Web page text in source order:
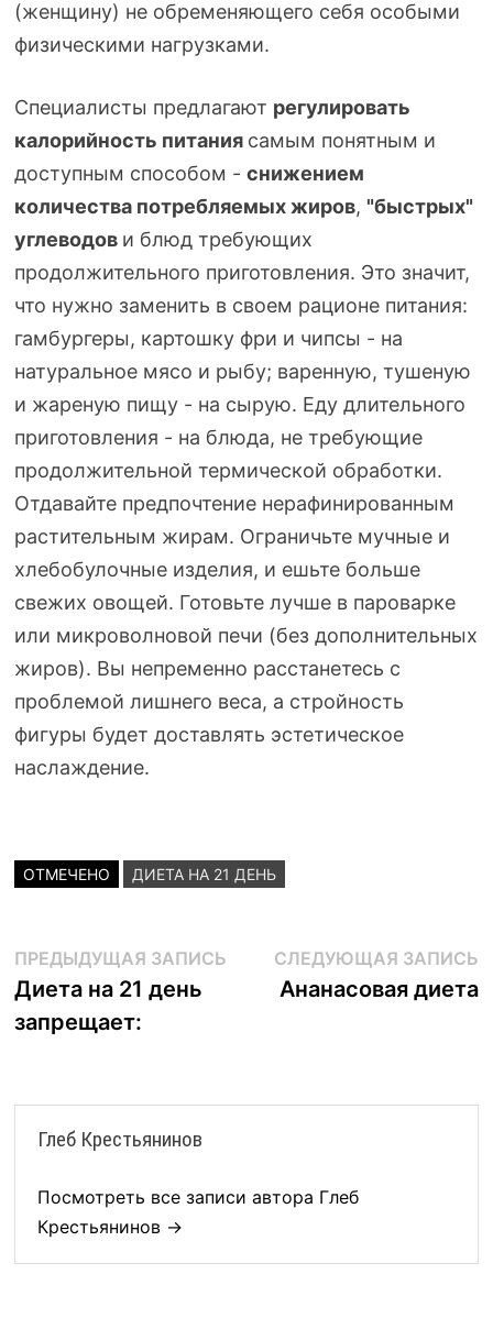
(женщину) не обременяющего себя особыми
физическими нагрузками.
Специалисты предлагают регулировать
калорийность питания самым понятным и
доступным способом - снижением
количества потребляемых жиров, "быстрых"
углеводов и блюд требующих
продолжительного приготовления. Это значит,
что нужно заменить в своем рационе питания:
гамбургеры, картошку фри и чипсы - на
натуральное мясо и рыбу; варенную, тушеную
и жареную пищу - на сырую. Еду длительного
приготовления - на блюда, не требующие
продолжительной термической обработки.
Отдавайте предпочтение нерафинированным
растительным жирам. Ограничьте мучные и
хлебобулочные изделия, и ешьте больше
свежих овощей. Готовьте лучше в пароварке
или микроволновой печи (без дополнительных
жиров). Вы непременно расстанетесь с
проблемой лишнего веса, а стройность
фигуры будет доставлять эстетическое
наслаждение.
ОТМЕЧЕНО ДИЕТА НА 21 ДЕНЬ
Навигация
по
записям
ПРЕДЫДУЩАЯ ЗАПИСЬПредыдущая
запись:
Диета на 21 день
запрещает:
СЛЕДУЮЩАЯ ЗАПИСЬ
Ананасовая диета
Глеб Крестьянинов
Посмотреть все записи автора Глеб
Крестьянинов →